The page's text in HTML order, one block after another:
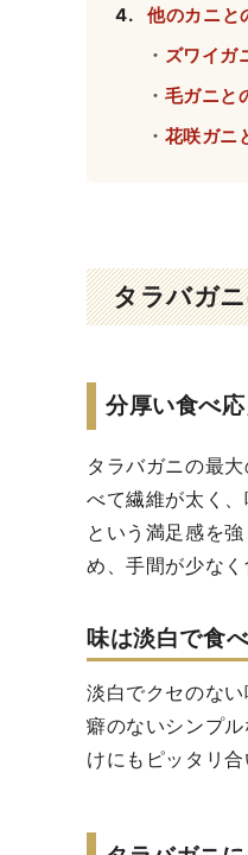
4.
他のカニと
・ ズワイガ
・ 毛ガニと
・ 花咲ガニ
タラバガ
分厚い食べ
タラバガニの最
べて繊維が太く
という満足感を
め、手間が少なく
味は淡白で食
淡白でクセのな
癖のないシンプ
けにもピッタリ合